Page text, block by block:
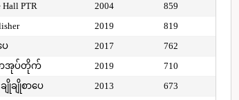
Hall PTR 2004
859
2019
819
ေ 2017
762
ာအုပ်တိုက် 2019
710
ချိုစာပေ 2013
673